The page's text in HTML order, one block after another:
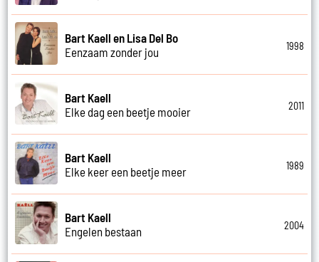
Bart Kaell en Lisa Del Bo
Eenzaam zonder jou
1998
Bart Kaell
Elke dag een beetje mooier
2011
Bart Kaell
Elke keer een beetje meer
1989
Bart Kaell
Engelen bestaan
2004